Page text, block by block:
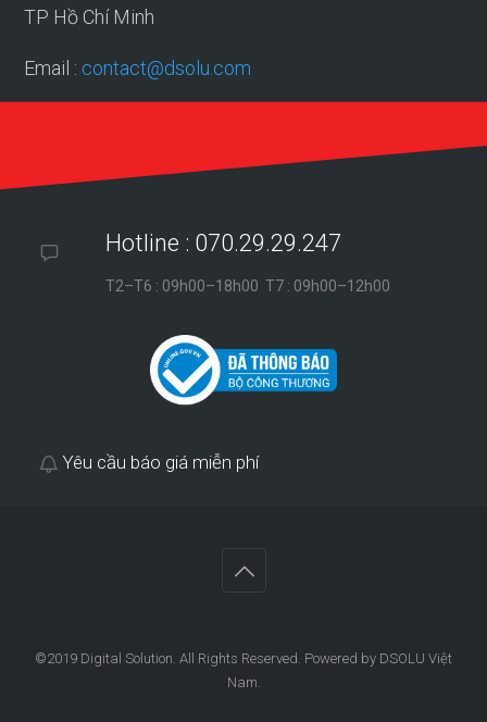
TP Hồ Chí Minh
Email : contact@dsolu.com
Hotline : 070.29.29.247
T2–T6 : 09h00–18h00 T7 : 09h00–12h00
Yêu cầu báo giá miễn phí
©2019 Digital Solution . All Rights Reserved. Powered by DSOLU Việt
Nam.